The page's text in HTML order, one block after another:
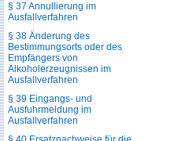
§ 37 Annullierung im
Ausfallverfahren
§ 38 Änderung des
Bestimmungsorts oder des
Empfängers von
Alkoholerzeugnissen im
Ausfallverfahren
§ 39 Eingangs- und
Ausfuhrmeldung im
Ausfallverfahren